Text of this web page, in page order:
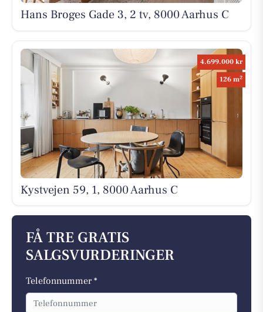
Hans Broges Gade 3, 2 tv, 8000 Aarhus C
4.699.000 kr
126 m2
Kystvejen 59, 1, 8000 Aarhus C
FÅ TRE GRATIS
SALGSVURDERINGER
Telefonnummer *